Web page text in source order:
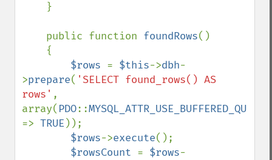
    public function
foundRows()
$rows = $this->dbh-
>prepare( 'SELECT found_rows() AS
rows' ,
array( PDO::
=> TRUE ));
$rows->execute();
$rowsCount = $rows-